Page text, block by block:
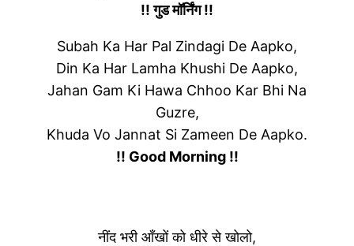
!! गुड मॉर्निंग !!
Subah Ka Har Pal Zindagi De Aapko,
Din Ka Har Lamha Khushi De Aapko,
Jahan Gam Ki Hawa Chhoo Kar Bhi Na
Guzre,
Khuda Vo Jannat Si Zameen De Aapko.
!! Good Morning !!
नींद भरी आँखों को धीरे से खोलो,